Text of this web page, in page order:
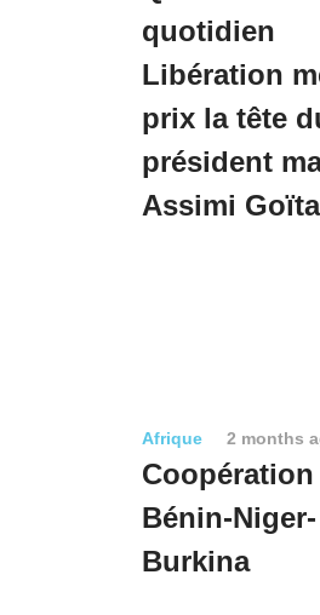
quotidien
Libération
prix la tête
président
Assimi Goïta
Afrique 2 months
Coopération
Bénin-Niger-
Burkina